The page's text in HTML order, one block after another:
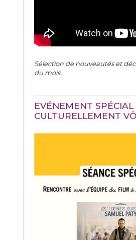
Sélection denouveautés et
du mois.
EVÉNEMENT SPÉCIAL
CULTURELLEMENT